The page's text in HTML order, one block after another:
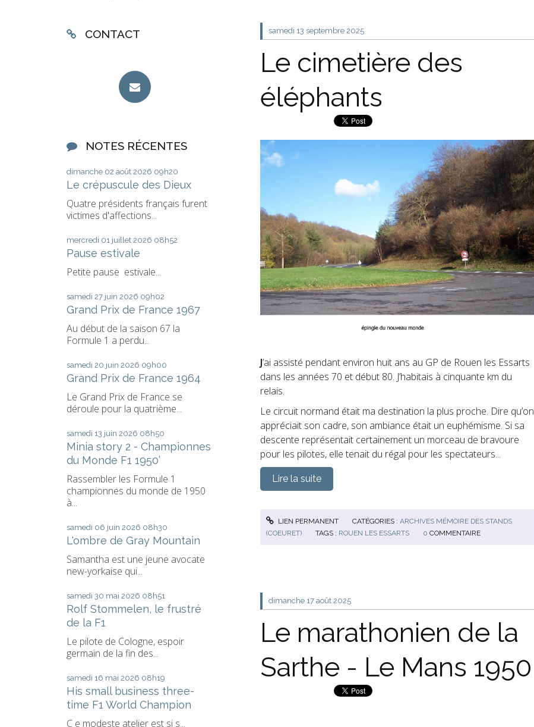
CONTACT
NOTES RÉCENTES
dimanche 02 août 2026 09h20
Le crépuscule des Dieux
Quatre présidents français furent
victimes d'affections...
mercredi 01 juillet 2026 08h52
Pause estivale
Petite pause estivale...
samedi 27 juin 2026 09h02
Grand Prix de France 1967
Au début de la saison 67 la
Formule 1 a perdu...
samedi 20 juin 2026 09h00
Grand Prix de France 1964
Le Grand Prix de France se
déroule pour la quatrième...
samedi 13 juin 2026 08h50
Minia story 2 - Championnes
du Monde F1 1950’
Rassembler les Formule 1
championnes du monde de 1950
à...
samedi 06 juin 2026 08h30
L'ombre de Gray Mountain
Samantha est une jeune avocate
new-yorkaise qui...
samedi 30 mai 2026 08h51
Rolf Stommelen, le frustré
de la F1
Le pilote de Cologne, espoir
germain de la fin des...
samedi 16 mai 2026 08h19
His small business three-
time F1 World Champion
C e modeste atelier est si s...
samedi 13 septembre 2025
Le cimetière des
éléphants
J’ai assisté pendant environ huit ans au GP de Rouen les Essarts
dans les années 70 et début 80. J’habitais à cinquante km du
relais.
Le circuit normand était ma destination la plus proche. Dire qu’on
appréciait son cadre, son ambiance était un euphémisme. Si sa
descente représentait certainement un morceau de bravoure
pour les pilotes, elle tenait du régal pour les spectateurs...
Lire la suite
LIEN PERMANENT CATÉGORIES :ARCHIVES MÉMOIRE DES STANDS
(COEURET)
TAGS : ROUEN LES ESSARTS 0 COMMENTAIRE
dimanche 17 août 2025
Le marathonien de la
Sarthe - Le Mans 1950